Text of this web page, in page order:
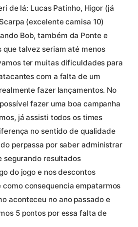
de lá: Lucas Patinho, Higor (já
(excelente camisa 10)
Bob, também da Ponte e
que talvez seriam até menos
ter muitas dificuldades para
com a falta de um
fazer lançamentos. No
fazer uma boa campanha
já assisti todos os times
no sentido de qualidade
perpassa por saber administrar
segurando resultados
do jogo e nos descontos
como consequencia empatarmos
aconteceu no ano passado e
5 pontos por essa falta de